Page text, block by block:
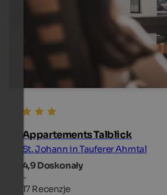
Appartements Talblick
St. Johann in Tauferer Ahrntal
4,9Doskonały
-
17 Recenzje